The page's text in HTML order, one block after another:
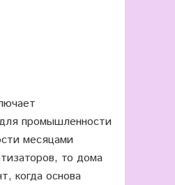
промышленности
месяцами
то дома
когда основа